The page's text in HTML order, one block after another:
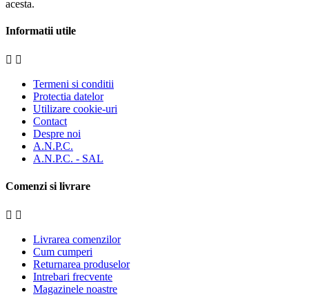
acesta.
Informatii utile
 
Termeni si conditii
Protectia datelor
Utilizare cookie-uri
Contact
Despre noi
A.N.P.C.
A.N.P.C. - SAL
Comenzi si livrare
 
Livrarea comenzilor
Cum cumperi
Returnarea produselor
Intrebari frecvente
Magazinele noastre